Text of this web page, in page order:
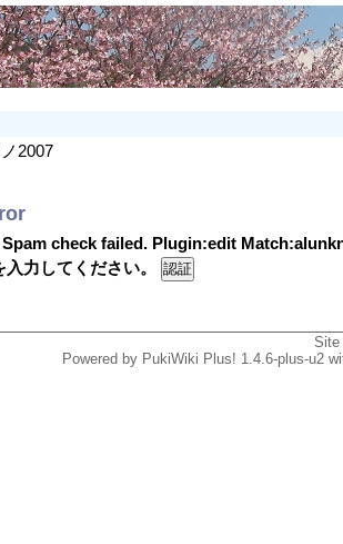
2007
check failed. Plugin:edit
力してください。
Powered by PukiWiki Plus! 1.4.6-plus-u2